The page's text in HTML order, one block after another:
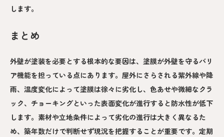
します。
まとめ
外壁が塗装を必要とする根本的な要因は、塗膜が外壁を守るバリ
ア機能を担っている点にあります。屋外にさらされる紫外線や降
雨、温度変化によって塗膜は徐々に劣化し、色あせや微細なクラ
ック、チョーキングといった表面変化が進行すると防水性が低下
します。素材や立地条件によって劣化の進行は大きく異なるた
め、築年数だけで判断せず現況を把握することが重要です。定期